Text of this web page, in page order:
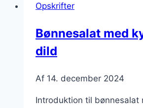
Opskrifter
Bønnesalat med
dild
Af 14. december 2024
Introduktion til bønnesalat